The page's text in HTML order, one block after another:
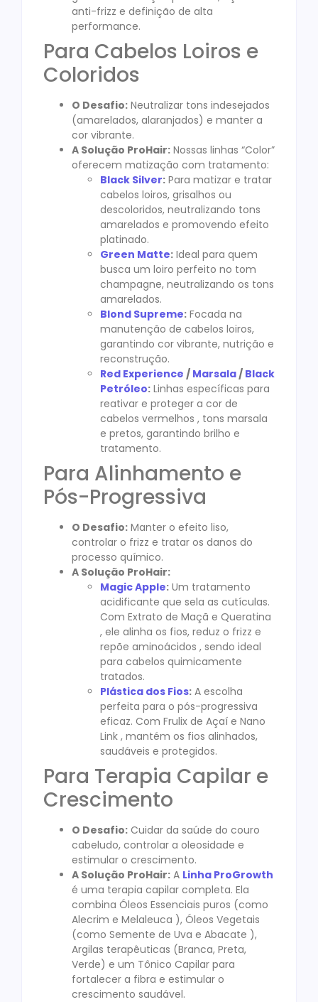
anti-frizz e definição de alta
performance.
Para Cabelos Loiros e
Coloridos
O Desafio: Neutralizar tons indesejados
(amarelados, alaranjados) e manter a
cor vibrante.
A Solução ProHair: Nossas linhas “Color”
oferecem matização com tratamento:
Black Silver: Para matizar e tratar
cabelos loiros, grisalhos ou
descoloridos, neutralizando tons
amarelados e promovendo efeito
platinado.
Green Matte: Ideal para quem
busca um loiro perfeito no tom
champagne, neutralizando os tons
amarelados.
Blond Supreme: Focada na
manutenção de cabelos loiros,
garantindo cor vibrante, nutrição e
reconstrução.
Red Experience / Marsala / Black
Petróleo: Linhas específicas para
reativar e proteger a cor de
cabelos vermelhos , tons marsala
e pretos, garantindo brilho e
tratamento.
Para Alinhamento e
Pós-Progressiva
O Desafio: Manter o efeito liso,
controlar o frizz e tratar os danos do
processo químico.
A Solução ProHair:
Magic Apple: Um tratamento
acidificante que sela as cutículas.
Com Extrato de Maçã e Queratina
, ele alinha os fios, reduz o frizz e
repõe aminoácidos , sendo ideal
para cabelos quimicamente
tratados.
Plástica dos Fios: A escolha
perfeita para o pós-progressiva
eficaz. Com Frulix de Açaí e Nano
Link , mantém os fios alinhados,
saudáveis e protegidos.
Para Terapia Capilar e
Crescimento
O Desafio: Cuidar da saúde do couro
cabeludo, controlar a oleosidade e
estimular o crescimento.
A Solução ProHair: A Linha ProGrowth
é uma terapia capilar completa. Ela
combina Óleos Essenciais puros (como
Alecrim e Melaleuca ), Óleos Vegetais
(como Semente de Uva e Abacate ),
Argilas terapêuticas (Branca, Preta,
Verde) e um Tônico Capilar para
fortalecer a fibra e estimular o
crescimento saudável.